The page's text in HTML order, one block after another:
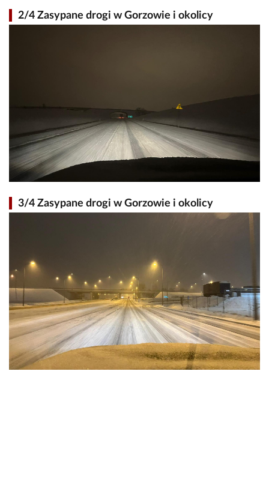
2/4 Zasypane drogi w Gorzowie i okolicy
3/4 Zasypane drogi w Gorzowie i okolicy